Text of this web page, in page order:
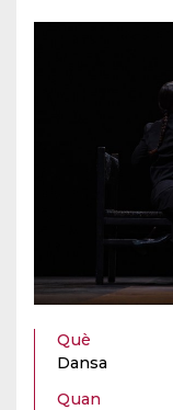
Què
Dansa
Quan